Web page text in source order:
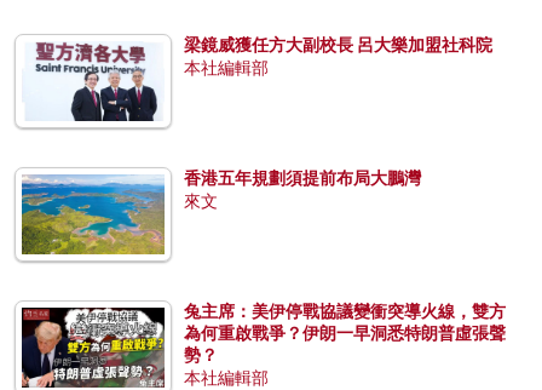
梁鏡威獲任方大副校長 呂大樂加盟社科院
本社編輯部
香港五年規劃須提前布局大鵬灣
來文
兔主席：美伊停戰協議變衝突導火線，雙方
為何重啟戰爭？伊朗一早洞悉特朗普虛張聲
勢？
本社編輯部